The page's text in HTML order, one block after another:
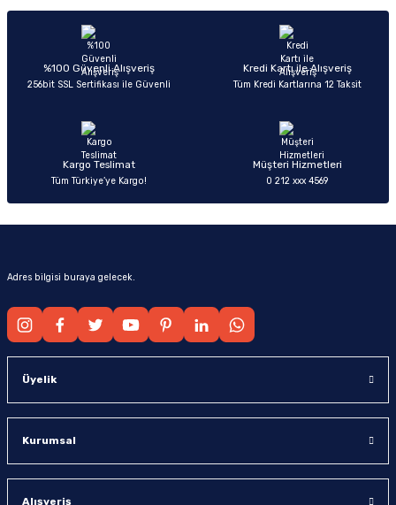
Ürün açıklamasında eksik bilgiler bulunuyor.
Ürün bilgilerinde hatalar bulunuyor.
Ürün fiyatı diğer sitelerden daha pahalı.
Sitemize ilk yorumu siz yapın!
%100 Güvenli Alışveriş
256bit SSL Sertifikası ile Güvenli
Kredi Kartı ile Alışveriş
Tüm Kredi Kartlarına 12 Taksit
Kargo Teslimat
Tüm Türkiye’ye Kargo!
Müşteri Hizmetleri
0 212 xxx 4569
Adres bilgisi buraya gelecek.
Üyelik
Kurumsal
Alışveriş